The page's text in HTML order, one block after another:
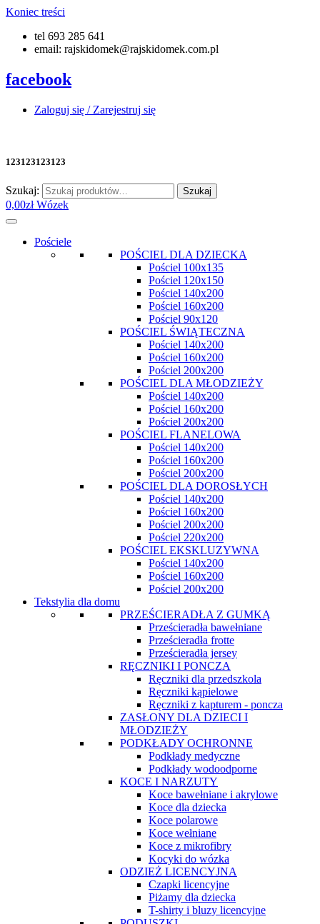
Koniec treści
tel 693 285 641
email: rajskidomek@rajskidomek.com.pl
facebook
Zaloguj się / Zarejestruj się
123123123123
Szukaj: Szukaj
0,00zł Wózek
Pościele
POŚCIEL DLA DZIECKA
Pościel 100x135
Pościel 120x150
Pościel 140x200
Pościel 160x200
Pościel 90x120
POŚCIEL ŚWIĄTECZNA
Pościel 140x200
Pościel 160x200
Pościel 200x200
POŚCIEL DLA MŁODZIEŻY
Pościel 140x200
Pościel 160x200
Pościel 200x200
POŚCIEL FLANELOWA
Pościel 140x200
Pościel 160x200
Pościel 200x200
POŚCIEL DLA DOROSŁYCH
Pościel 140x200
Pościel 160x200
Pościel 200x200
Pościel 220x200
POŚCIEL EKSKLUZYWNA
Pościel 140x200
Pościel 160x200
Pościel 200x200
Tekstylia dla domu
PRZEŚCIERADŁA Z GUMKĄ
Prześcieradła bawełniane
Prześcieradła frotte
Prześcieradła jersey
RĘCZNIKI I PONCZA
Ręczniki dla przedszkola
Ręczniki kąpielowe
Ręczniki z kapturem - poncza
ZASŁONY DLA DZIECI I
MŁODZIEŻY
PODKŁADY OCHRONNE
Podkłady medyczne
Podkłady wodoodporne
KOCE I NARZUTY
Koce bawełniane i akrylowe
Koce dla dziecka
Koce polarowe
Koce wełniane
Koce z mikrofibry
Kocyki do wózka
ODZIEŻ LICENCYJNA
Czapki licencyjne
Piżamy dla dziecka
T-shirty i bluzy licencyjne